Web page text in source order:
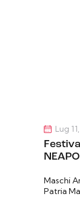
Lug
Maschi
Patria